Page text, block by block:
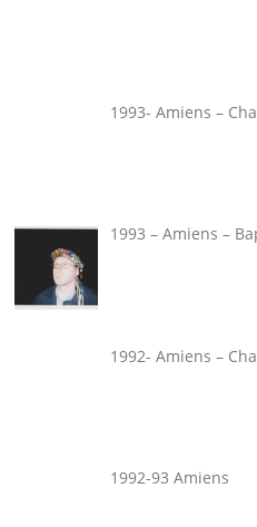
1993- Amiens –
1993 – Amiens –
1992- Amiens –
1992-93 Amiens